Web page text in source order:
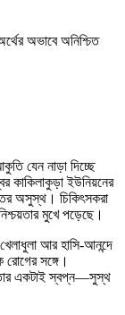
যেন নাড়া দিচ্ছে
কাকিলাকুড়া ইউনিয়নের
অসুস্থ। চিকিৎসকরা
মুখে পড়েছে।
আর হাসি-আনন্দে
সঙ্গে।
তার একটাই স্বপ্ন—সুস্থ